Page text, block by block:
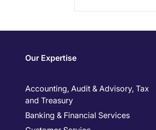
Our Expertise
Accounting, Audit & Advisory, Tax
and Treasury
Banking & Financial Services